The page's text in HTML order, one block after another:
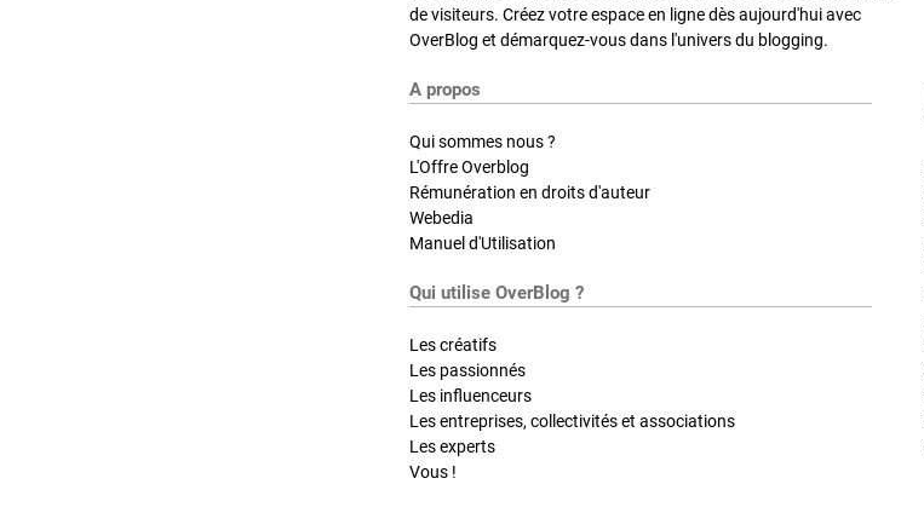
de visiteurs. Créez votre espace en ligne dès aujourd'hui avec
OverBlog et démarquez-vous dans l'univers du blogging.
A propos
Qui sommes nous ?
L'Offre Overblog
Rémunération en droits d'auteur
Webedia
Manuel d'Utilisation
Qui utilise OverBlog ?
Les créatifs
Les passionnés
Les influenceurs
Les entreprises, collectivités et associations
Les experts
Vous !